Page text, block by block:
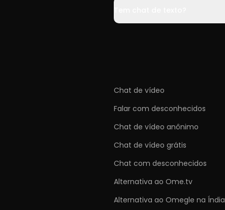
Chat de vídeo
Falar com desconhecidos
Chat de vídeo anônimo
Chat de vídeo grátis
Chat com desconhecidos
Alternativa ao Ome.tv
Alternativa ao Omegle na Índia